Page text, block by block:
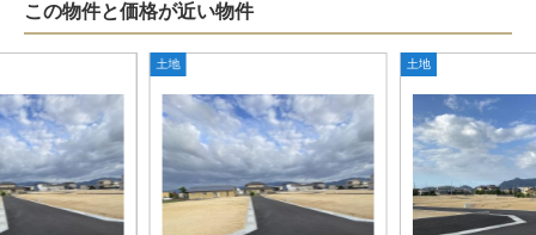
この物件と価格が近い物件
土地 土地